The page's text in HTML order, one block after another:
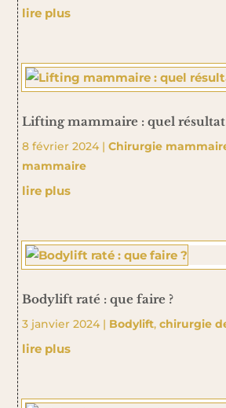
lire plus
Lifting mammaire : quel résultat
8 février 2024| Chirurgie
mammaire
lire plus
Bodylift raté : que faire ?
3 janvier 2024| Bodylift, chirurgie
lire plus